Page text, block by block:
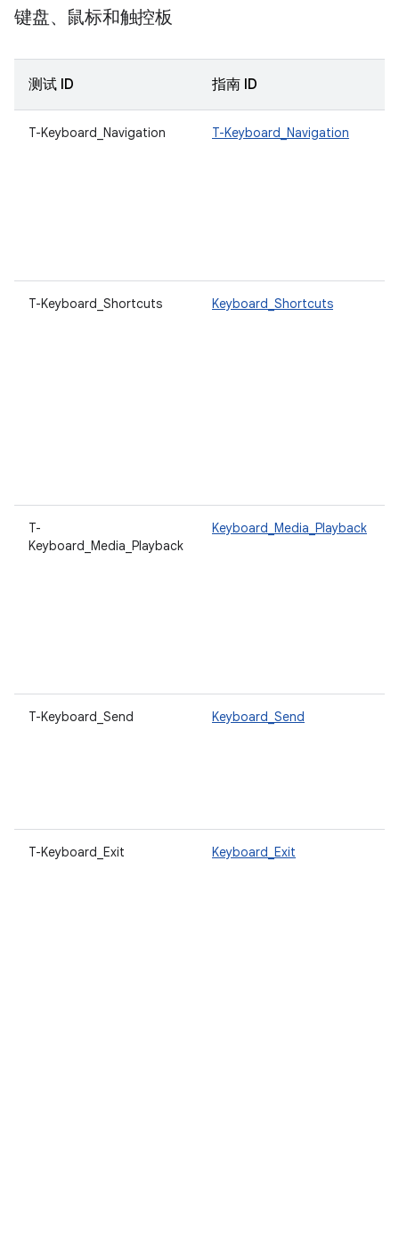
键盘、鼠标和触控板
测试 ID 指南 ID
T-Keyboard_Navigation T-Keyboard_Navigation
T-Keyboard_Shortcuts Keyboard_Shortcuts
T-
Keyboard_Media_Playback
Keyboard_Media_Playback
T-Keyboard_Send Keyboard_Send
T-Keyboard_Exit Keyboard_Exit